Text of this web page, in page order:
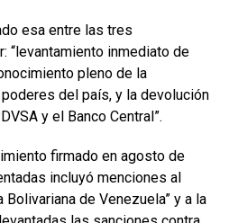
esa entre las tres
“levantamiento inmediato de
pleno de la
del país, y la devolución
y el Banco Central”.
firmado en agosto de
incluyó menciones al
de Venezuela” y a la